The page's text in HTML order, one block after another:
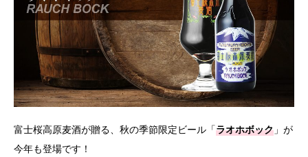
富士桜高原麦酒が贈る、秋の季節限定ビール「ラオホボック 」が
今年も登場です！